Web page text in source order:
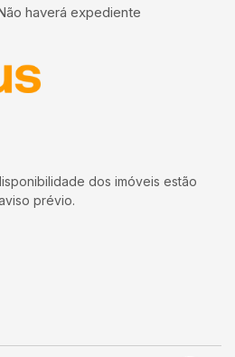
haverá expediente
dos imóveis estão
prévio.